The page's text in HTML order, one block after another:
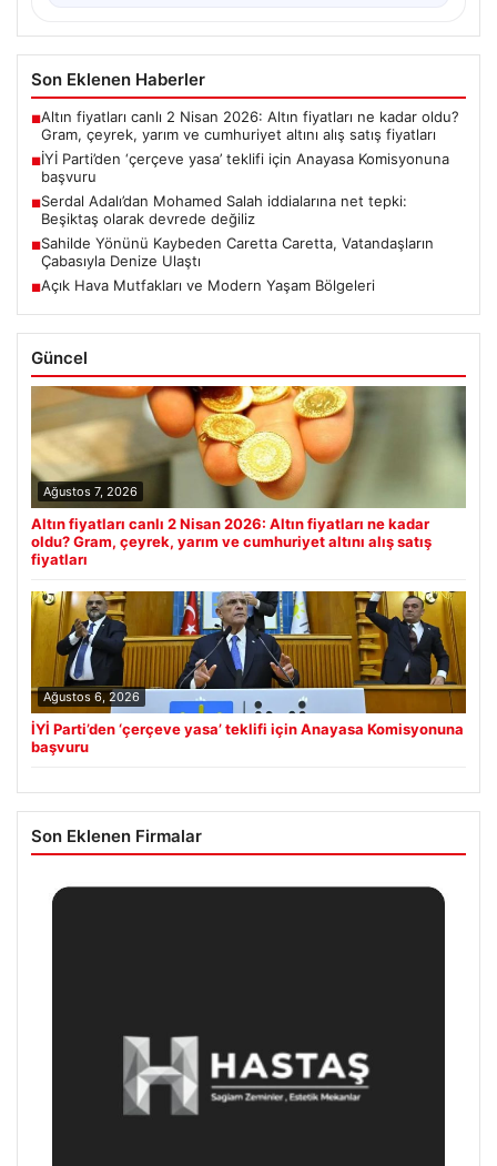
Son Eklenen Haberler
■Altın fiyatları canlı 2 Nisan 2026: Altın fiyatları ne kadar oldu?
Gram, çeyrek, yarım ve cumhuriyet altını alış satış fiyatları
■İYİ Parti’den ‘çerçeve yasa’ teklifi için Anayasa Komisyonuna
başvuru
■Serdal Adalı’dan Mohamed Salah iddialarına net tepki:
Beşiktaş olarak devrede değiliz
■Sahilde Yönünü Kaybeden Caretta Caretta, Vatandaşların
Çabasıyla Denize Ulaştı
■Açık Hava Mutfakları ve Modern Yaşam Bölgeleri
Güncel
Ağustos 7, 2026
Altın fiyatları canlı 2 Nisan 2026: Altın fiyatları ne kadar
oldu? Gram, çeyrek, yarım ve cumhuriyet altını alış satış
fiyatları
Ağustos 6, 2026
İYİ Parti’den ‘çerçeve yasa’ teklifi için Anayasa Komisyonuna
başvuru
Son Eklenen Firmalar